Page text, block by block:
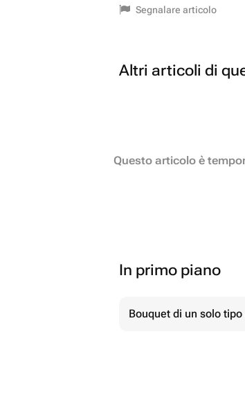
Segnalare articolo
Altri articoli di
Questo articolo è
In primo piano
Bouquet di un solo